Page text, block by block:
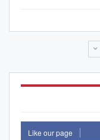
Like our page